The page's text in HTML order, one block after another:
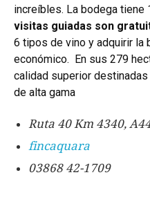
increíbles. La bodega tiene
visitas guiadas son
6 tipos de vino y adquirir la
económico. En sus 279
calidad superior
de alta gama
Ruta 40 Km 4340,
fincaquara
03868 42-1709